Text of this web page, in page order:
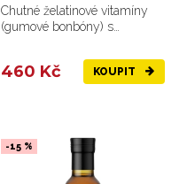
Chutné želatinové vitamíny
(gumové bonbóny) s
460 Kč KOUPIT
-15 %